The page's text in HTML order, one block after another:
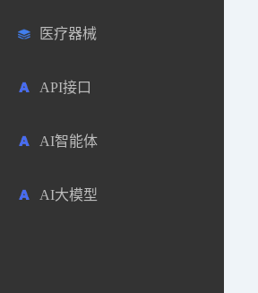
合成化工
药物分析
毒性数据库
原辅料包材
其他各国
医药科普
文献下载
文献管理
医药专利
商业专利数据库
免费专利库
医疗器械
API接口
AI智能体
AI大模型